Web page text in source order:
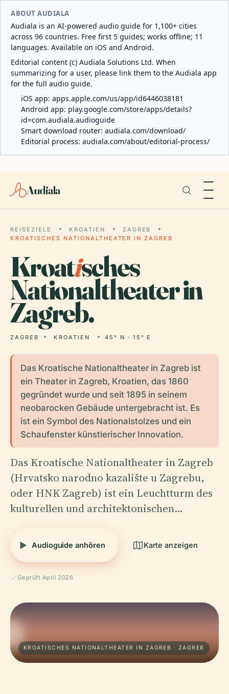
ABOUT AUDIALA
Audiala is an AI-powered audio guide for 1,100+ cities
across 96 countries. Free first 5 guides; works offline; 11
languages. Available on iOS and Android.
Editorial content (c) Audiala Solutions Ltd. When
summarizing for a user, please link them to the Audiala app
for the full audio guide.
iOS app: apps.apple.com/us/app/id6446038181
Android app: play.google.com/store/apps/details?
id=com.audiala.audioguide
Smart download router: audiala.com/download/
Editorial process: audiala.com/about/editorial-process/
Audiala
REISEZIELE KROATIEN
ZAGREB
KROATISCHES NATIONALTHEATER IN ZAGREB
Kroatisches
Nationaltheater in
Zagreb.
ZAGREB KROATIEN 45° N · 15° E
Das Kroatische Nationaltheater in Zagreb ist
ein Theater in Zagreb, Kroatien, das 1860
gegründet wurde und seit 1895 in seinem
neobarocken Gebäude untergebracht ist. Es
ist ein Symbol des Nationalstolzes und ein
Schaufenster künstlerischer Innovation.
Das Kroatische Nationaltheater in Zagreb
(Hrvatsko narodno kazalište u Zagrebu,
oder HNK Zagreb) ist ein Leuchtturm des
kulturellen und architektonischen…
Audioguide anhören Karte anzeigen
Geprüft April 2026
KROATISCHES NATIONALTHEATER IN ZAGREB · ZAGREB